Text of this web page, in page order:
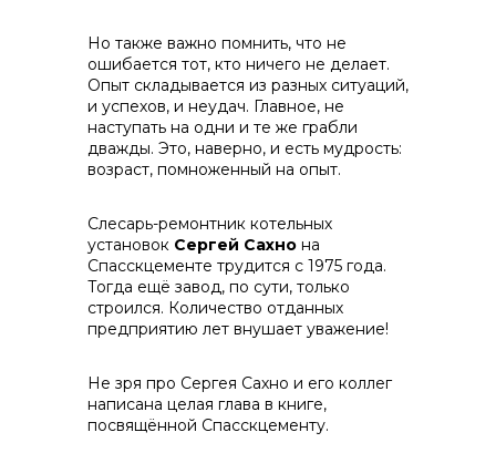
Контакты
Но также важно помнить, что не
ошибается тот, кто ничего не делает.
Опыт складывается из разных ситуаций,
и успехов, и неудач. Главное, не
наступать на одни и те же грабли
дважды. Это, наверно, и есть мудрость:
возраст, помноженный на опыт.
Слесарь-ремонтник котельных
установок Сергей Сахно на
Спасскцементе трудится с 1975 года.
Тогда ещё завод, по сути, только
строился. Количество отданных
предприятию лет внушает уважение!
Не зря про Сергея Сахно и его коллег
написана целая глава в книге,
посвящённой Спасскцементу.